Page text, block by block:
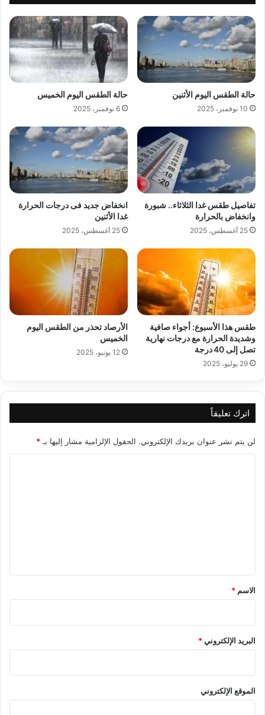
حالة الطقس اليوم الأثنين
10 نوفمبر، 2025
حالة الطقس اليوم الخميس
6 نوفمبر، 2025
تفاصيل طقس غدا الثلاثاء.. شبورة
وانخفاض بالحرارة
25 أغسطس، 2025
انخفاض جديد فى درجات الحرارة
غدا الأثنين
25 أغسطس، 2025
طقس هذا الأسبوع: أجواء صافية
وشديدة الحرارة مع درجات نهارية
تصل إلى 40 درجة
29 يوليو، 2025
الأرصاد تحذر من الطقس اليوم
الخميس
12 يونيو، 2025
اترك تعليقاً
لن يتم نشر عنوان بريدك الإلكتروني. الحقول الإلزامية مشار إليها بـ *
*
الاسم *
البريد الإلكتروني*
الموقع الإلكتروني